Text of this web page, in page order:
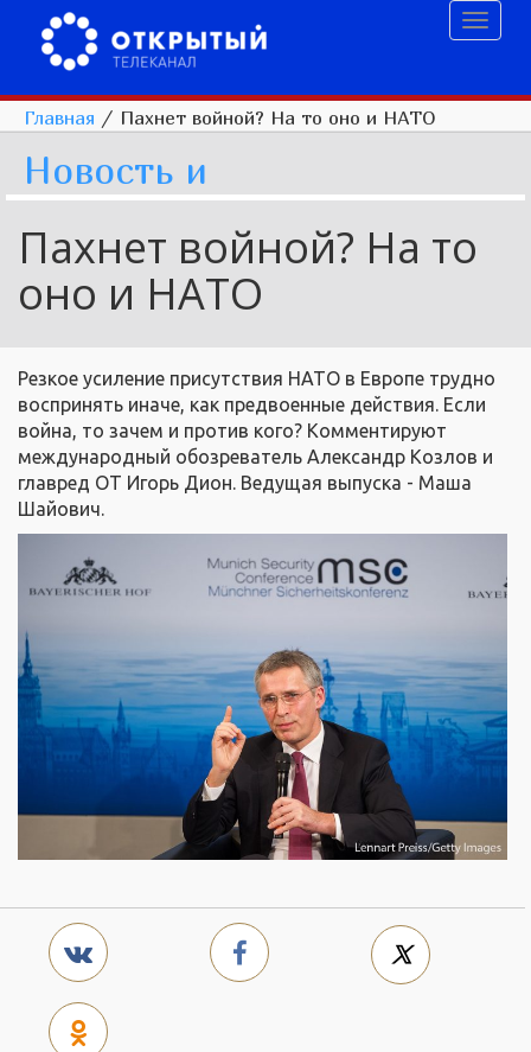
Главная / Пахнет войной? На то оно и НАТО
Новость и
Пахнет войной? На то
оно и НАТО
Резкое усиление присутствия НАТО в Европе трудно
воспринять иначе, как предвоенные действия. Если
война, то зачем и против кого? Комментируют
международный обозреватель Александр Козлов и
главред ОТ Игорь Дион. Ведущая выпуска - Маша
Шайович.